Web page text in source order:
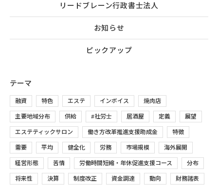
リードブレーン行政書士法人
お知らせ
ピックアップ
テーマ
融資 特色 エステ インボイス 焼肉店
主要地域分布 供給 #社労士 居酒屋 定義 展望
エステティックサロン 働き方改革推進支援助成金 特徴
需要 平均 健全化 労務 市場規模 海外展開
経営形態 苦情 労働時間短縮・年休促進支援コース 分布
将来性 決算 制度改正 資金調達 動向 財務諸表